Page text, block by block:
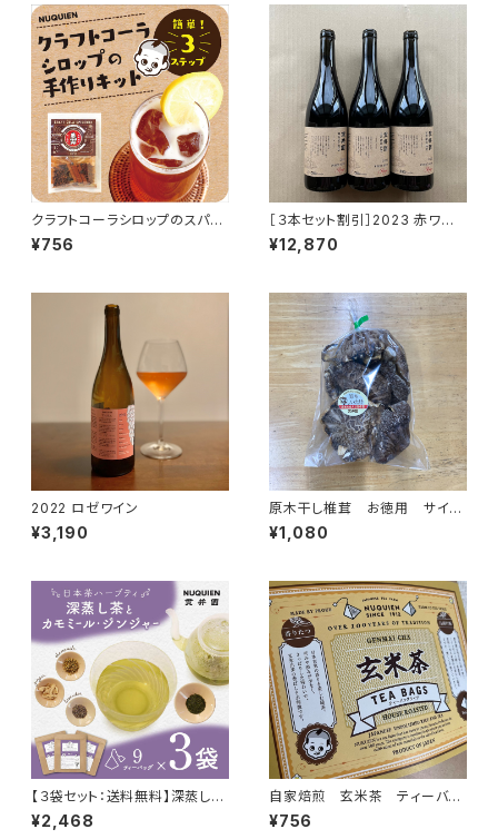
クラフトコーラシロップのスパイ
スミックス
¥756
［３本セット割引］2023 赤ワイ
ン ピノ・ノワール100％
¥12,870
2022 ロゼワイン
¥3,190
原木干し椎茸 お徳用 サイズ
不揃い：ダシや切ってしまうお料
理に ※簡易包装
¥1,080
【３袋セット：送料無料】深蒸し茶
とカモミール・ジンジャー [ティ
ーバッグ 2.5ｇ×9TB]×３袋
¥2,468
自家焙煎 玄米茶 ティーバッ
ク 20P入
¥756